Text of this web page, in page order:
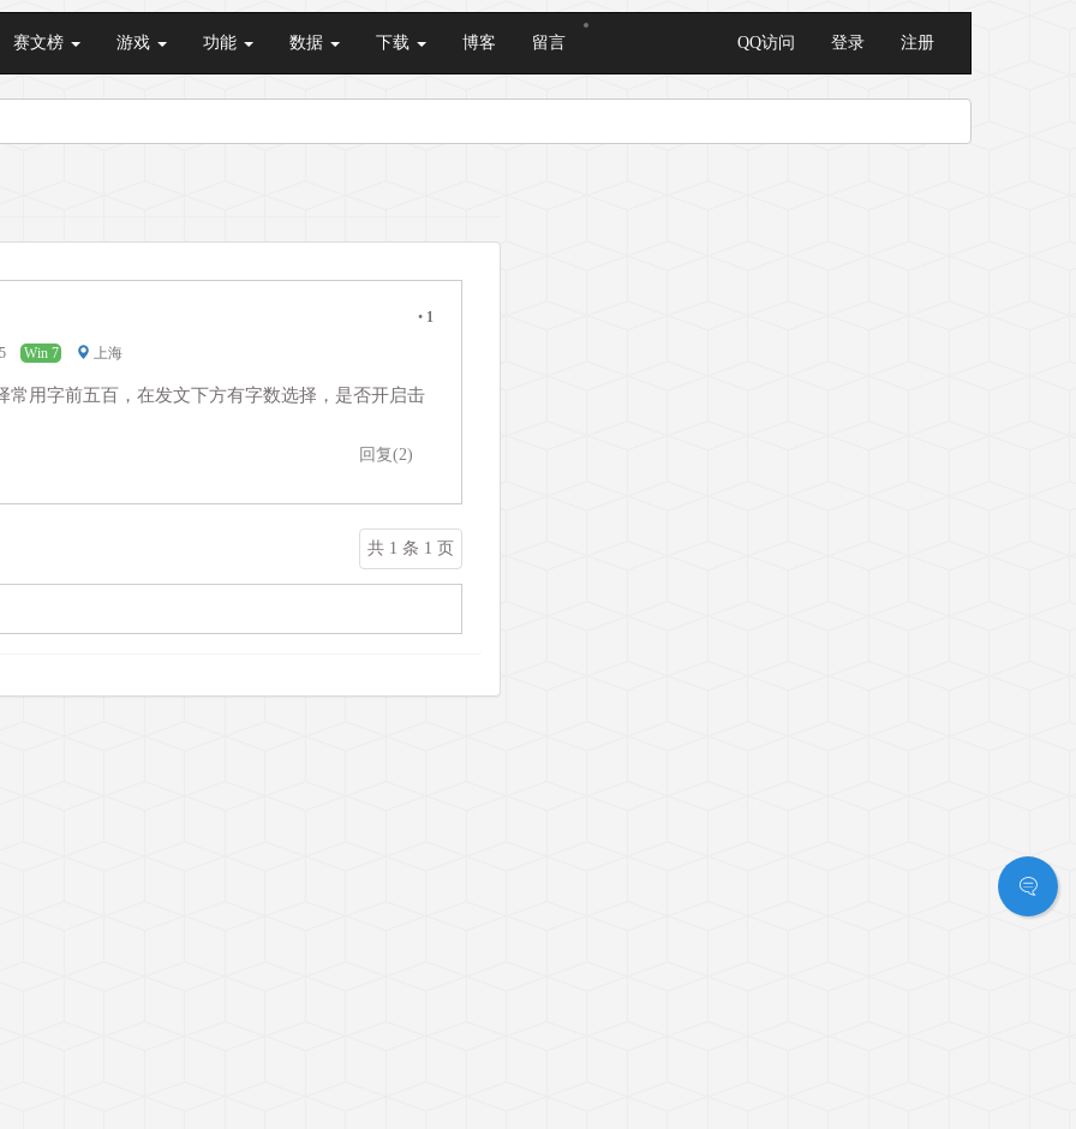
赛文榜 游戏 功能 数据 下载 博客 留言 注册
登录
QQ访问
• 1
Win 7 上海
用字前五百，在发文下方有字数选择，是否开启击
回复(2)
共 1 条 1 页